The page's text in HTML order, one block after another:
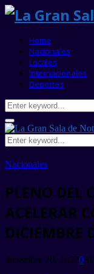
Home
Nacionales
Locales
Internacionales
Deportes
Search
for:
Primary
Menu
Search
for:
Nacionales
PLENO DEL
ACELERAR
DICIEMBRE
diciembre 20, 20220